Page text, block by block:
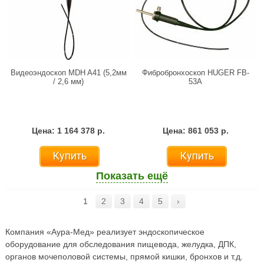
Видеоэндоскоп MDH A41 (5,2мм
/ 2,6 мм)
Цена: 1 164 378 р.
Купить
Фибробронхоскоп HUGER FB-
53A
Цена: 861 053 р.
Купить
Показать ещё
1 2 3 4 5 ›
Компания «Аура-Мед» реализует эндоскопическое
оборудование для обследования пищевода, желудка, ДПК,
органов мочеполовой системы, прямой кишки, бронхов и т.д.